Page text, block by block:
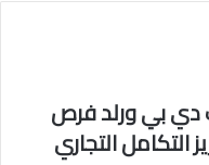
دي بي ورلد فرص
التكامل التجاري